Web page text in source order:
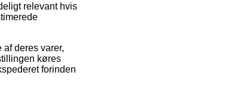
relevant hvis
deres varer,
køres
forinden